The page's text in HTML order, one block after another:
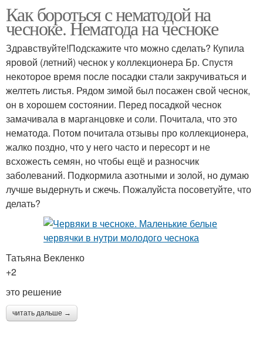
Как бороться с нематодой на
чесноке. Нематода на чесноке
Здравствуйте!Подскажите что можно сделать? Купила
яровой (летний) чеснок у коллекционера Бр. Спустя
некоторое время после посадки стали закручиваться и
желтеть листья. Рядом зимой был посажен свой чеснок,
он в хорошем состоянии. Перед посадкой чеснок
замачивала в марганцовке и соли. Почитала, что это
нематода. Потом почитала отзывы про коллекционера,
жалко поздно, что у него часто и пересорт и не
всхожесть семян, но чтобы ещё и разносчик
заболеваний. Подкормила азотными и золой, но думаю
лучше выдернуть и сжечь. Пожалуйста посоветуйте, что
делать?
Татьяна Векленко
+2
это решение
читать дальше →